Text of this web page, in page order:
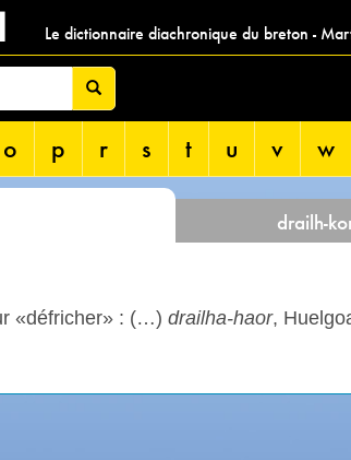
Le dictionnaire diachronique du breton -
o p r s t u v w
drailh-
«défricher» : (…) drailha-haor,